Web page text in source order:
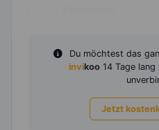
Du möchtest das
invikoo 14 Tage
Jetzt